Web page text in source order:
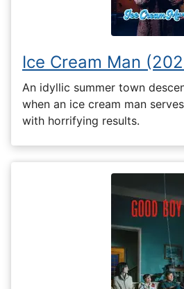
Ice Cream Man
An idyllic summer town
when an ice cream man
with horrifying results.